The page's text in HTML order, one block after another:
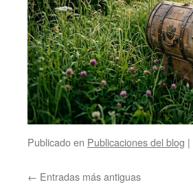
Publicado en Publicaciones del blog |
← Entradas más antiguas